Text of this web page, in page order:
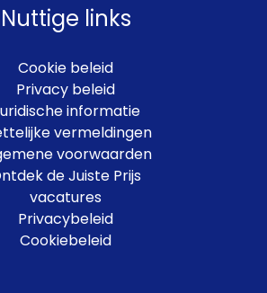
Nuttige links
Cookie beleid
Privacy beleid
informatie
vermeldingen
voorwaarden
de Juiste Prijs
vacatures
Privacybeleid
Cookiebeleid